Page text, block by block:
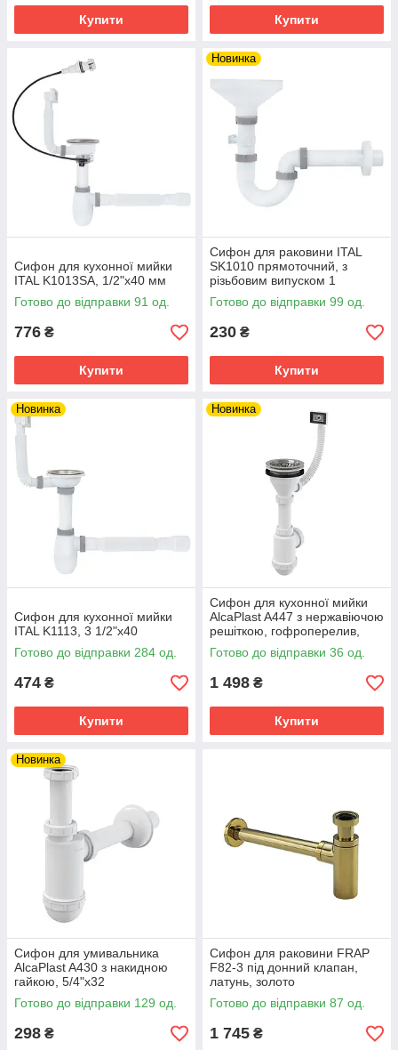
Купити Купити
Сифон для кухонної мийки
ITAL K1013SA, 1/2"х40 мм
Готово до відправки 91 од.
776 ₴
Купити
Новинка
Сифон для раковини ITAL
SK1010 прямоточний, з
різьбовим випуском 1
1/2"х40, з розривом потока,
трубкою 40х200 та розеткою
Готово до відправки 99 од.
230 ₴
Купити
Новинка
Сифон для кухонної мийки
ITAL K1113, 3 1/2"х40
Готово до відправки 284 од.
474 ₴
Купити
Новинка
Сифон для кухонної мийки
AlcaPlast A447 з нержавіючою
решіткою, гофроперелив,
1/2"х115
Готово до відправки 36 од.
1 498 ₴
Купити
Новинка
Сифон для умивальника
AlcaPlast A430 з накидною
гайкою, 5/4"х32
Готово до відправки 129 од.
298 ₴
Сифон для раковини FRAP
F82-3 під донний клапан,
латунь, золото
Готово до відправки 87 од.
1 745 ₴